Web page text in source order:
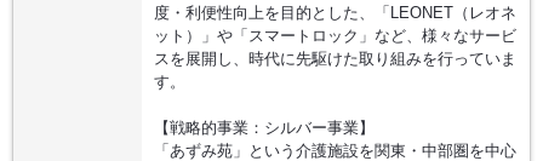
度・利便性向上を目的とした、「LEONET（レオネ
ット）」や「スマートロック」など、様々なサービ
スを展開し、時代に先駆けた取り組みを行っていま
す。
【戦略的事業：シルバー事業】
「あずみ苑」という介護施設を関東・中部圏を中心